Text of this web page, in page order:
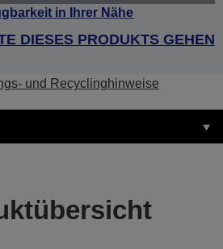
in Ihrer Nähe
DIESES PRODUKTS GEHEN
und Recyclinghinweise